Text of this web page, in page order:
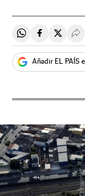
Compartir en
Compartir
Añadir EL PAÍS